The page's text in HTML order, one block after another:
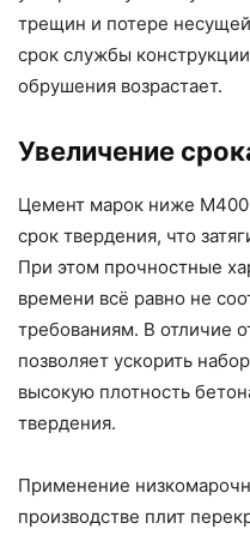
трещин и потере
срок службы
обрушения возрастает.
Увеличение
Цемент марок ниже
срок твердения, что
При этом прочностные
времени всё равно не
требованиям. В отличие
позволяет ускорить
высокую плотность
твердения.
Применение
производстве плит